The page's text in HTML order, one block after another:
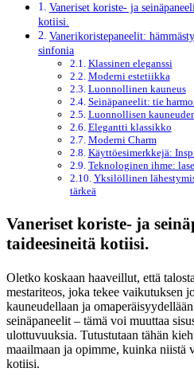
Vaneriset koriste- ja
kotiisi.
Vanerikoristepaneelit:
sinfonia
Klassinen eleganssi
Moderni estetiikka
Luonnollinen kauneus
Seinäpaneelit: tie
Luonnollisen
Elegantti klassikko
Moderni Charm
Käyttöesimerkkejä:
Teknologinen ihme:
Yksilöllinen
tärkeä
Vaneriset koriste- ja
taideesineitä kotiisi.
Oletko koskaan haaveillut, että
mestariteos, joka tekee vaikutuksen
kauneudellaan ja
seinäpaneelit – tämä voi muuttaa
ulottuvuuksia. Tutustutaan tähän
maailmaan ja opimme, kuinka niistä
kotiisi.